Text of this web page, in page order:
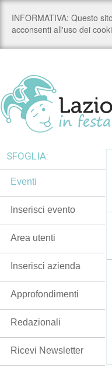
SFOGLIA:
Eventi
Inserisci evento
Area utenti
Inserisci azienda
Approfondimenti
Redazionali
Ricevi Newsletter